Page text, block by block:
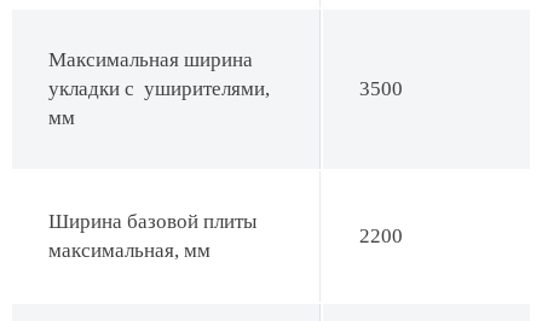
Максимальная ширина
укладки с уширителями,
мм
3500
Ширина базовой плиты
максимальная, мм
2200